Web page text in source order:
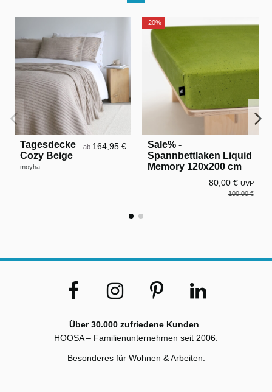
Tagesdecke
Cozy Beige
moyha
ab 164,95 €
-20%
Sale% -
Spannbettlaken Liquid
Memory 120x200 cm
80,00 € UVP
100,00 €
Über 30.000 zufriedene Kunden
HOOSA – Familienunternehmen seit 2006.
Besonderes für Wohnen & Arbeiten.